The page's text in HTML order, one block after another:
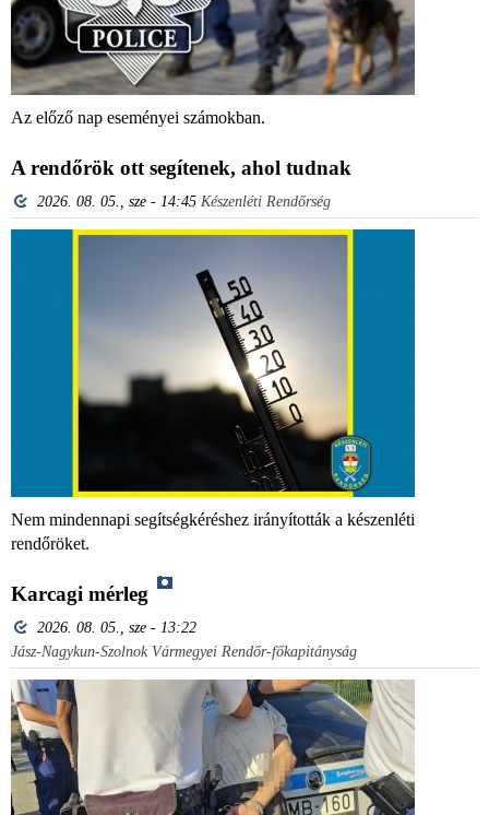
Az előző nap eseményei számokban.
A rendőrök ott segítenek, ahol tudnak
2026. 08. 05., sze - 14:45 Készenléti Rendőrség
Nem mindennapi segítségkéréshez irányították a készenléti
rendőröket.
Karcagi mérleg
2026. 08. 05., sze - 13:22
Jász-Nagykun-Szolnok Vármegyei Rendőr-főkapitányság